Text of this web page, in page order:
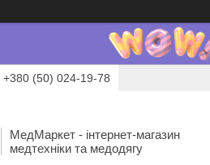
+380 (50) 024-19-78
МедМаркет - інтернет-магазин
медтехніки та медодягу